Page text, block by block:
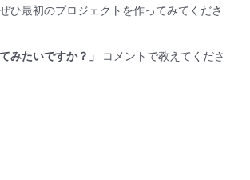
ひ最初のプロジェクトを作ってみてくださ
みたいですか？」
コメントで教えてくださ